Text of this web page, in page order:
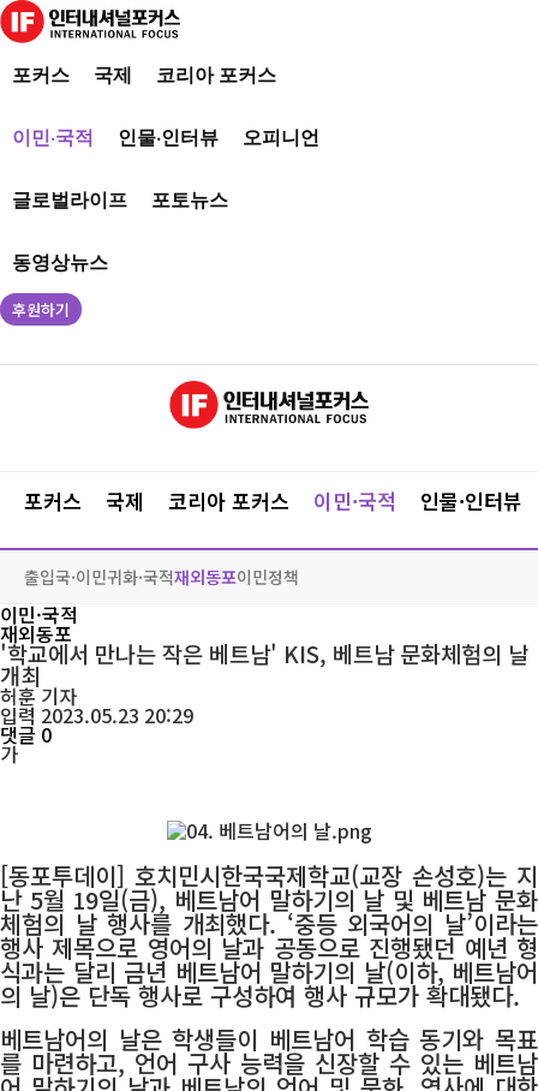
포커스 국제 코리아 포커스
이민·국적 인물·인터뷰 오피니언
글로벌라이프 포토뉴스
동영상뉴스
후원하기
포커스 국제 코리아 포커스 이민·국적 인물·인터뷰
출입국·이민귀화·국적재외동포이민정책
이민·국적
재외동포
'학교에서 만나는 작은 베트남' KIS, 베트남 문화체험의 날
개최
허훈기자
입력 2023.05.23 20:29
댓글 0
가
[동포투데이] 호치민시한국국제학교(교장 손성호)는 지
난 5월 19일(금), 베트남어 말하기의 날 및 베트남 문화
체험의 날 행사를 개최했다. ‘중등 외국어의 날’이라는
행사 제목으로 영어의 날과 공동으로 진행됐던 예년 형
식과는 달리 금년 베트남어 말하기의 날(이하, 베트남어
의 날)은 단독 행사로 구성하여 행사 규모가 확대됐다.
베트남어의 날은 학생들이 베트남어 학습 동기와 목표
를 마련하고, 언어 구사 능력을 신장할 수 있는 베트남